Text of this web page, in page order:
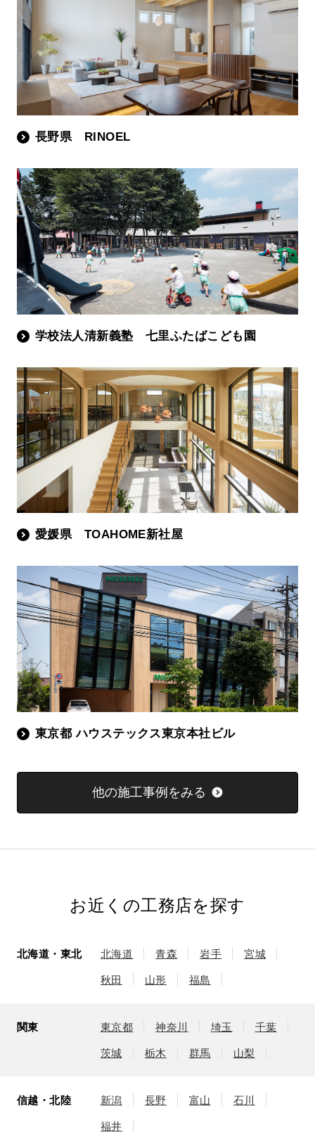
長野県 RINOEL
学校法人清新義塾 七里ふたばこども園
愛媛県 TOAHOME新社屋
東京都 ハウステックス東京本社ビル
他の施工事例をみる
お近くの工務店を探す
北海道・東北 北海道 青森 岩手 宮城
秋田 山形 福島
関東 東京都 神奈川 埼玉 千葉
茨城 栃木 群馬 山梨
信越・北陸 新潟 長野 富山 石川
福井